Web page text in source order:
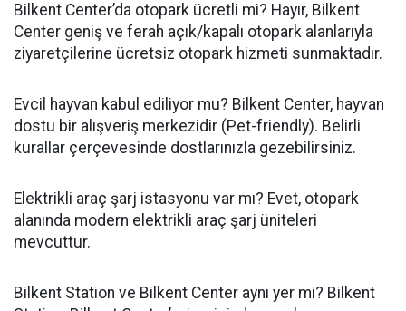
Bilkent Center’da otopark ücretli mi? Hayır, Bilkent
Center geniş ve ferah açık/kapalı otopark alanlarıyla
ziyaretçilerine ücretsiz otopark hizmeti sunmaktadır.
Evcil hayvan kabul ediliyor mu? Bilkent Center, hayvan
dostu bir alışveriş merkezidir (Pet-friendly). Belirli
kurallar çerçevesinde dostlarınızla gezebilirsiniz.
Elektrikli araç şarj istasyonu var mı? Evet, otopark
alanında modern elektrikli araç şarj üniteleri
mevcuttur.
Bilkent Station ve Bilkent Center aynı yer mi? Bilkent